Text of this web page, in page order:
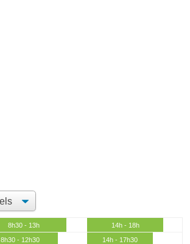
8h30 - 13h
14h - 18h
8h30 - 12h30
14h - 17h30